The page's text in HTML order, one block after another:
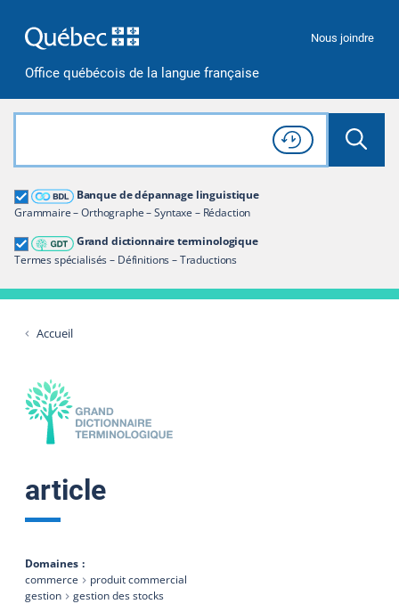
Office québécois de la langue française
Nous joindre
Rechercher dans tout le site
Lancer
Consulter l'
Historique
de recherche
Banque de dépannage linguistique
Grammaire – Orthographe – Syntaxe – Rédaction
Grand dictionnaire terminologique
Termes spécialisés – Définitions – Traductions
Grand dictionnaire terminologique
Restreindre aux termes
Accueil
article
Domaines
commerce
produit commercial
gestion
gestion des stocks